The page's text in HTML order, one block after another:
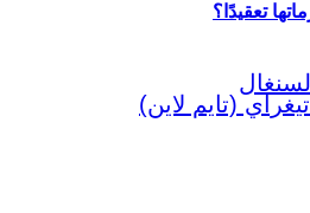
تعقيدًا؟